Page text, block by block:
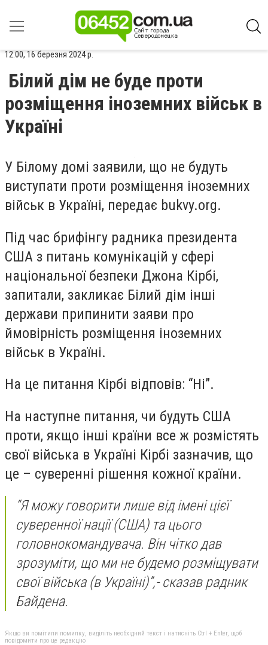
12:00, 16 березня 2024 р.
Білий дім не буде проти
розміщення іноземних військ в
Україні
У Білому домі заявили, що не будуть
виступати проти розміщення іноземних
військ в Україні, передає bukvy.org.
Під час брифінгу радника президента
США з питань комунікацій у сфері
національної безпеки Джона Кірбі,
запитали, закликає Білий дім інші
держави припинити заяви про
ймовірність розміщення іноземних
військ в Україні.
На це питання Кірбі відповів: “Ні”.
На наступне питання, чи будуть США
проти, якщо інші країни все ж розмістять
свої війська в Україні Кірбі зазначив, що
це – суверенні рішення кожної країни.
“Я можу говорити лише від імені цієї
суверенної нації (США) та цього
головнокомандувача. Він чітко дав
зрозуміти, що ми не будемо розміщувати
свої війська (в Україні)”,- сказав радник
Байдена.
Якщо ви помітили помилку, виділіть необхідний текст і натисніть Ctrl + Enter, щоб
повідомити про це редакцію